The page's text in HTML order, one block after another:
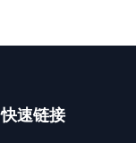
快速链接